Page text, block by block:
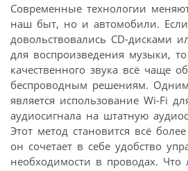
Современные технологии
наш быт, но и автомобили.
довольствовались CD-дисками
для воспроизведения музыки,
качественного звука всё чаще
беспроводным решениям.
является использование Wi-Fi
аудиосигнала на штатную
Этот метод становится всё
он сочетает в себе удобство
необходимости в проводах. Что